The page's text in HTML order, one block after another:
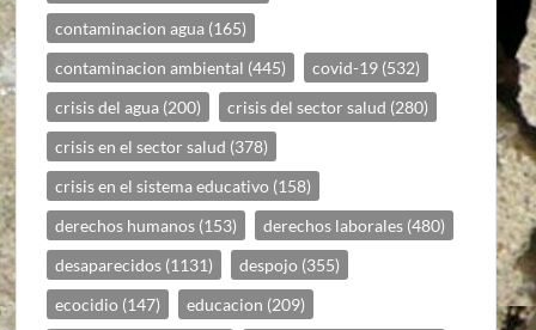
contaminacion agua (165)
contaminacion ambiental (445) covid-19 (532)
crisis del agua (200) crisis del sector salud (280)
crisis en el sector salud (378)
crisis en el sistema educativo (158)
derechos humanos (153) derechos laborales (480)
desaparecidos (1131) despojo (355)
ecocidio (147) educacion (209)